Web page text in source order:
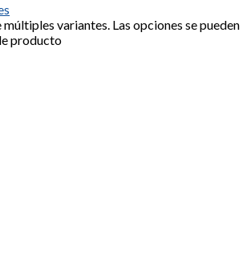
variantes. Las opciones se pueden
producto